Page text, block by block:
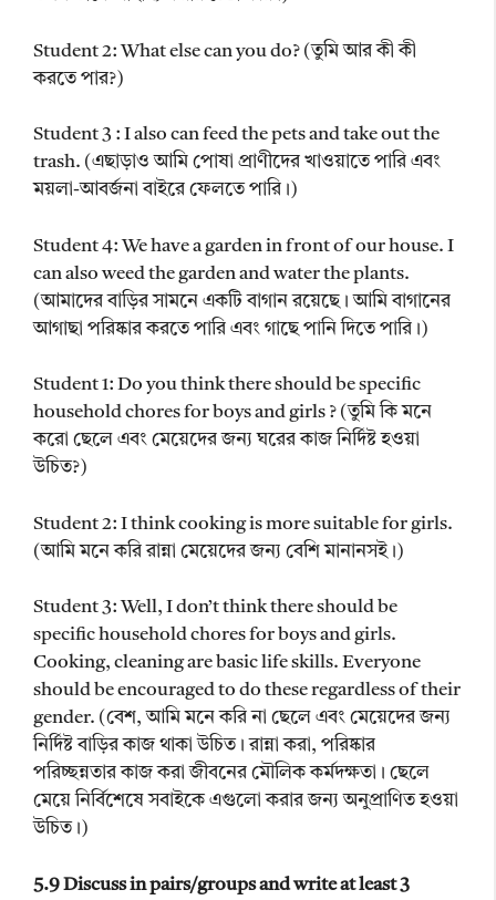
Student 2: What else can you do? (তুমি আর কী কী
করতে পার?)
Student 3 : I also can feed the pets and take out the
trash. (এছাড়াও আমি পোষা প্রাণীদের খাওয়াতে পারি এবং
ময়লা-আবর্জনা বাইরে ফেলতে পারি।)
Student 4: We have a garden in front of our house. I
can also weed the garden and water the plants.
(আমাদের বাড়ির সামনে একটি বাগান রয়েছে। আমি বাগানের
আগাছা পরিষ্কার করতে পারি এবং গাছে পানি দিতে পারি।)
Student 1: Do you think there should be specific
household chores for boys and girls ? (তুমি কি মনে
করো ছেলে এবং মেয়েদের জন্য ঘরের কাজ নির্দিষ্ট হওয়া
উচিত?)
Student 2: I think cooking is more suitable for girls.
(আমি মনে করি রান্না মেয়েদের জন্য বেশি মানানসই।)
Student 3: Well, I don’t think there should be
specific household chores for boys and girls.
Cooking, cleaning are basic life skills. Everyone
should be encouraged to do these regardless of their
gender. (বেশ, আমি মনে করি না ছেলে এবং মেয়েদের জন্য
নির্দিষ্ট বাড়ির কাজ থাকা উচিত। রান্না করা, পরিষ্কার
পরিচ্ছন্নতার কাজ করা জীবনের মৌলিক কৰ্মদক্ষতা। ছেলে
মেয়ে নির্বিশেষে সবাইকে এগুলো করার জন্য অনুপ্রাণিত হওয়া
উচিত।)
5.9 Discuss in pairs/groups and write at least 3